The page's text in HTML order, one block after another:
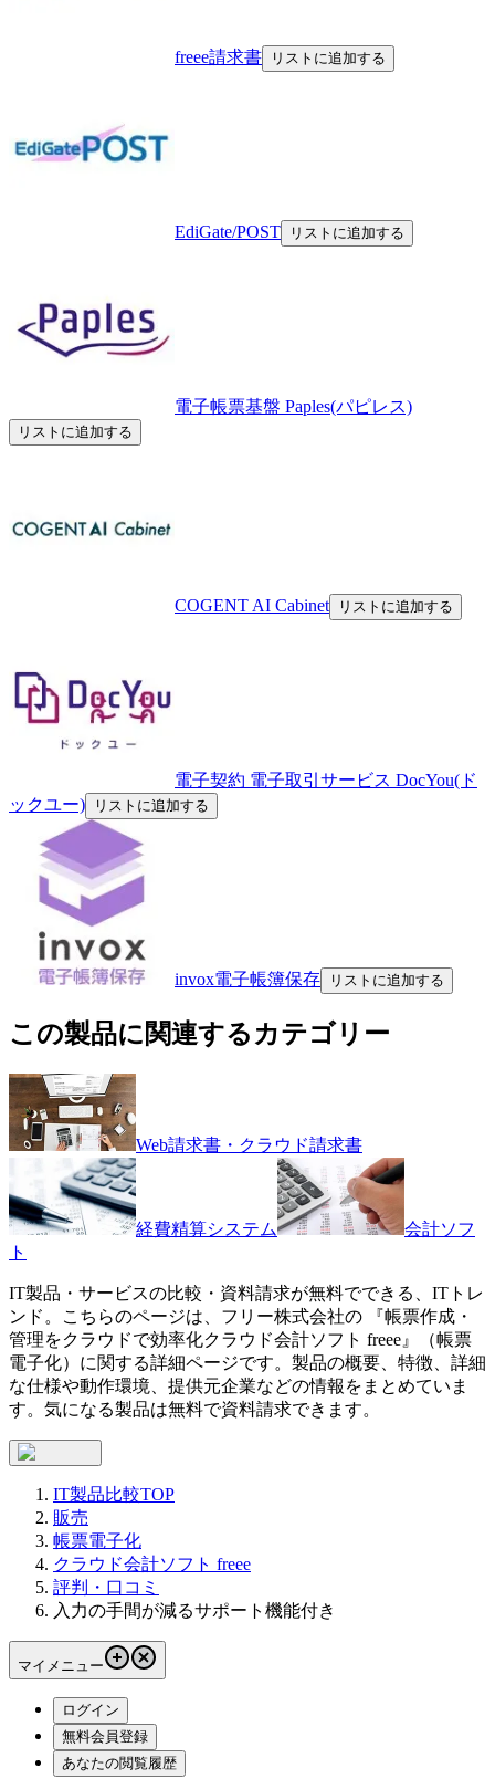
freee請求書 リストに追加する
EdiGate/POST リストに追加する
電子帳票基盤 Paples(パピレス)
リストに追加する
COGENT AI Cabinet リストに追加する
電子契約 電子取引サービス DocYou(ド
ックユー)
リストに追加する
invox電子帳簿保存 リストに追加する
この製品に関連するカテゴリー
Web請求書・クラウド請求書
経費精算システム
会計ソフ
ト
IT製品・サービスの比較・資料請求が無料でできる、ITトレ
ンド。こちらのページは、 フリー株式会社の 『帳票作成・
管理をクラウドで効率化クラウド会計ソフト freee 』（帳票
電子化）に関する詳細ページです。製品の概要、特徴、詳細
な仕様や動作環境、提供元企業などの情報をまとめていま
す。気になる製品は無料で資料請求できます。
IT製品比較TOP
販売
帳票電子化
クラウド会計ソフト freee
評判・口コミ
入力の手間が減るサポート機能付き
マイメニュー
ログイン
無料会員登録
あなたの閲覧履歴